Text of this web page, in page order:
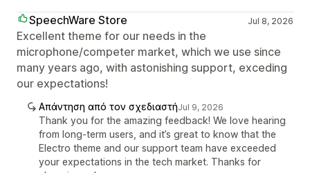
SpeechWare Store Jul 8, 2026
Excellent theme for our needs in the
microphone/competer market, which we use since
many years ago, with astonishing support, exceding
our expectations!
Απάντηση από τον σχεδιαστήJul 9, 2026
Thank you for the amazing feedback! We love hearing
from long-term users, and it’s great to know that the
Electro theme and our support team have exceeded
your expectations in the tech market. Thanks for